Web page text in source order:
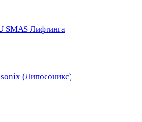
SMAS Лифтинга
(Липосоникс)